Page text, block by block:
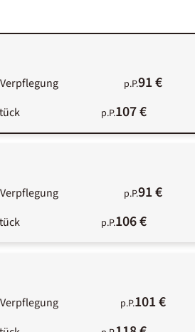
p.P.91 €
p.P.107 €
p.P.91 €
p.P.106 €
p.P.101 €